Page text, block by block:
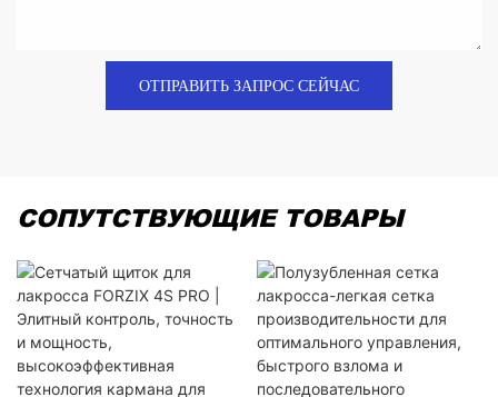
ОТПРАВИТЬ ЗАПРОС СЕЙЧАС
СОПУТСТВУЮЩИЕ ТОВАРЫ